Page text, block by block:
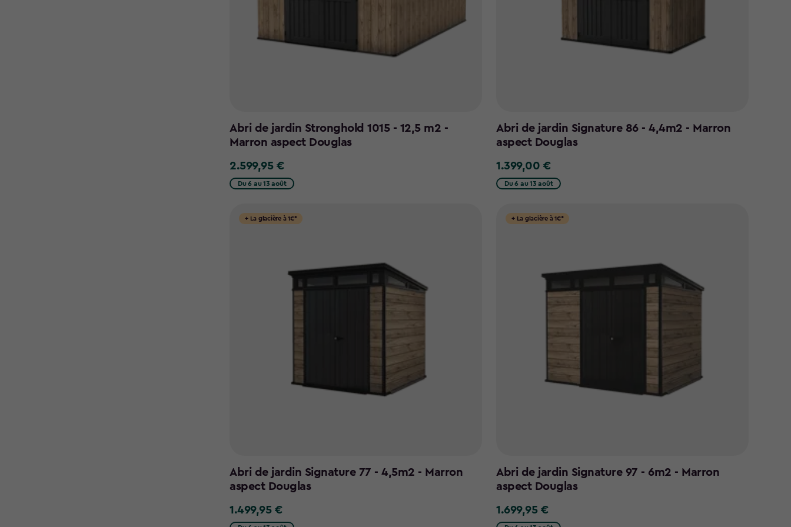
Abri de jardin Stronghold 1015 - 12,5 m2 -
Marron aspect Douglas
2.599,95
€
2.599,95 €
Du 6 au 13 août
Abri de jardin Signature 86 - 4,4m2 - Marron
aspect Douglas
1.399,00
€
1.399,00 €
Du 6 au 13 août
+ La glacière à 1€*
Abri de jardin Signature 77 - 4,5m2 - Marron
aspect Douglas
1.499,95
1.499,95 €
+ La glacière à 1€*
Abri de jardin Signature 97 - 6m2 - Marron
aspect Douglas
1.699,95
1.699,95 €